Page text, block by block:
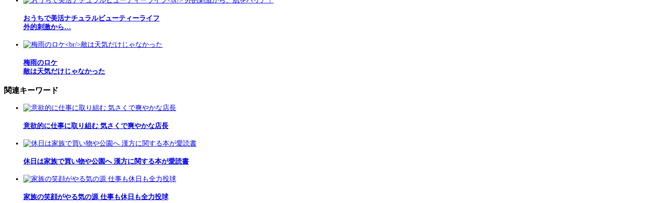
おうちで美活ナチュラルビューティーライフ
外的刺激から…
梅雨のロケ
敵は天気だけじゃなかった
関連キーワード
意欲的に仕事に取り組む 気さくで爽やかな店長
休日は家族で買い物や公園へ 漢方に関する本が愛読書
家族の笑顔がやる気の源 仕事も休日も全力投球